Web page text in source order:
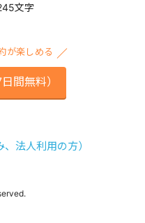
文字
が楽しめる
間無料）
法人利用の方）